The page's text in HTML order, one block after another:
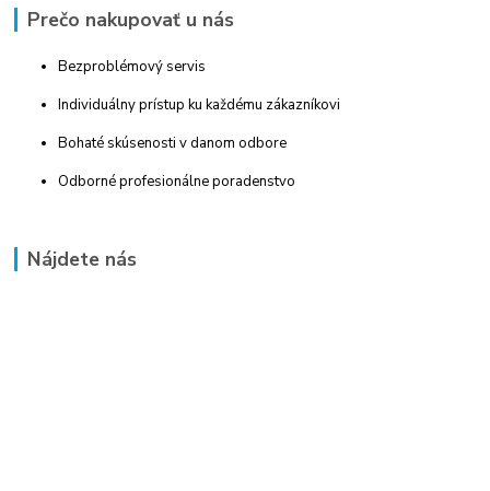
Prečo nakupovať u nás
Bezproblémový servis
Individuálny prístup ku každému zákazníkovi
Bohaté skúsenosti v danom odbore
Odborné profesionálne poradenstvo
Nájdete nás